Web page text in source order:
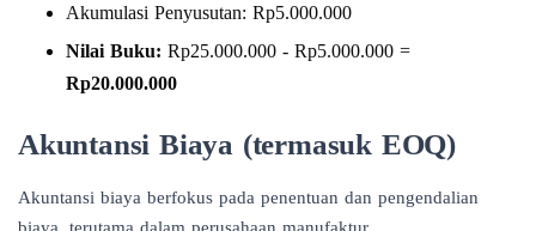
Akumulasi Penyusutan: Rp5.000.000
Nilai Buku: Rp25.000.000 - Rp5.000.000 =
Rp20.000.000
Akuntansi Biaya (termasuk EOQ)
Akuntansi biaya berfokus pada penentuan dan pengendalian
biaya, terutama dalam perusahaan manufaktur.